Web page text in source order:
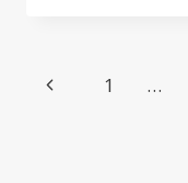
Page
Previous
1 …